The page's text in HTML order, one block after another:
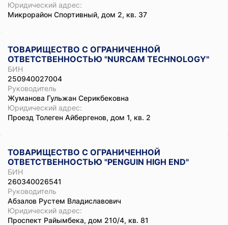
Юридический адрес:
Микрорайон Спортивный, дом 2, кв. 37
ТОВАРИЩЕСТВО С ОГРАНИЧЕННОЙ
ОТВЕТСТВЕННОСТЬЮ "NURCAM TECHNOLOGY"
БИН
250940027004
Руководитель
Жуманова Гульжан Серикбековна
Юридический адрес:
Проезд Толеген Айбергенов, дом 1, кв. 2
ТОВАРИЩЕСТВО С ОГРАНИЧЕННОЙ
ОТВЕТСТВЕННОСТЬЮ "PENGUIN HIGH END"
БИН
260340026541
Руководитель
Абзалов Рустем Владиславович
Юридический адрес:
Проспект Райымбека, дом 210/4, кв. 81